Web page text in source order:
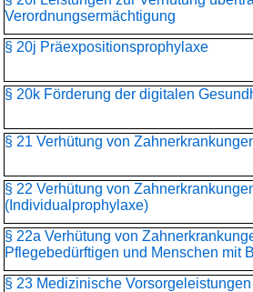
Verordnungsermächtigung
§ 20j Präexpositionsprophylaxe
§ 20k Förderung der digitalen
§ 21 Verhütung von
§ 22 Verhütung von
(Individualprophylaxe)
§ 22a Verhütung von
Pflegebedürftigen und Menschen mit
§ 23 Medizinische Vorsorgeleistungen